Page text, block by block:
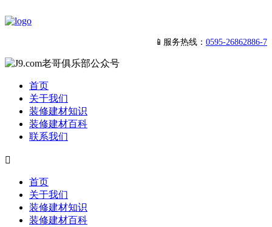
📱服务热线： 0595-26862886-7
首页
关于我们
装修建材知识
装修建材百科
联系我们

首页
关于我们
装修建材知识
装修建材百科